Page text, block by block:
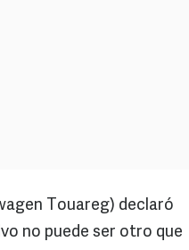
Touareg) declaró
no puede ser otro que